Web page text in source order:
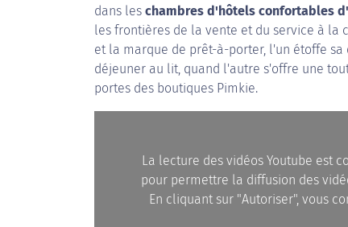
dans les chambres d'hôtels confortables
les frontières de la vente et du service à la
et la marque de prêt-à-porter, l'un étoffe
déjeuner au lit, quand l'autre s'offre une
portes des boutiques Pimkie.
La lecture des vidéos Youtube est
pour permettre la diffusion des
En cliquant sur "Autoriser", vous